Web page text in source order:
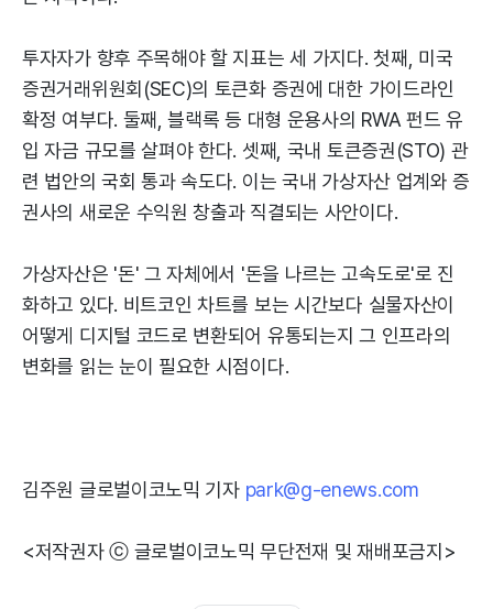
투자자가 향후 주목해야 할 지표는 세 가지다. 첫째, 미국
증권거래위원회(SEC)의 토큰화 증권에 대한 가이드라인
확정 여부다. 둘째, 블랙록 등 대형 운용사의 RWA 펀드 유
입 자금 규모를 살펴야 한다. 셋째, 국내 토큰증권(STO) 관
련 법안의 국회 통과 속도다. 이는 국내 가상자산 업계와 증
권사의 새로운 수익원 창출과 직결되는 사안이다.
가상자산은 '돈' 그 자체에서 '돈을 나르는 고속도로'로 진
화하고 있다. 비트코인 차트를 보는 시간보다 실물자산이
어떻게 디지털 코드로 변환되어 유통되는지 그 인프라의
변화를 읽는 눈이 필요한 시점이다.
김주원 글로벌이코노믹 기자 park@g-enews.com
<저작권자 ⓒ 글로벌이코노믹 무단전재 및 재배포금지>